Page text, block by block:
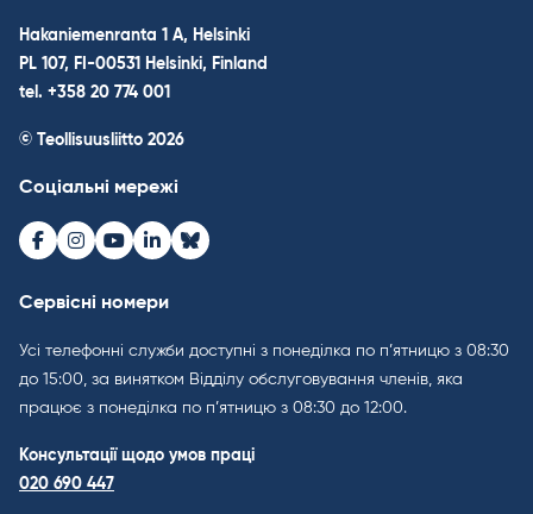
Hakaniemenranta 1 A, Helsinki
PL 107, FI-00531 Helsinki, Finland
tel. +358 20 774 001
© Teollisuusliitto 2026
Соціальні мережі
Facebook
Instagram
Youtube
LinkedInBluesky
Сервісні номери
Усі телефонні служби доступні з понеділка по п’ятницю з 08:30
до 15:00, за винятком Відділу обслуговування членів, яка
працює з понеділка по п’ятницю з 08:30 до 12:00.
Консультації щодо умов праці
020 690 447